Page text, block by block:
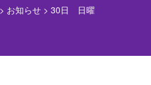
> お知らせ >30日 日曜